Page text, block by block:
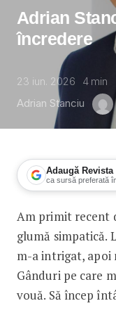
Adrian
încredere
23 iun. 2026 4 min
Adrian Stanciu
Adaugă Revista
ca sursă preferată
Adrian
Am primit recent
glumă simpatică.
m-a intrigat, apoi
Gânduri pe care
vouă. Să încep